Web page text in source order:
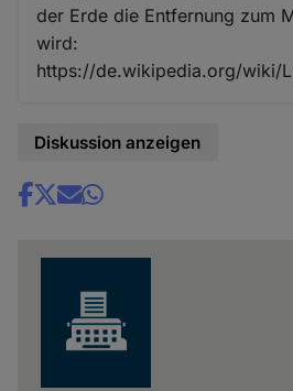
der Erde die Entfernung zum
wird:
https://de.wikipedia.org/wiki/
Diskussion anzeigen
Share